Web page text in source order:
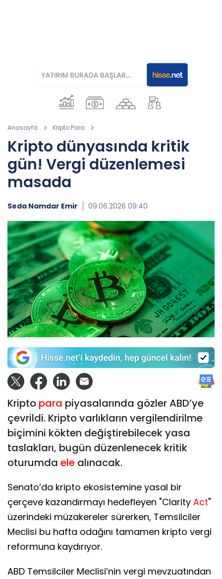
Anasayfa Kripto Para
Kripto dünyasında kritik
gün! Vergi düzenlemesi
masada
Seda Namdar Emir 09.06.2026 09:40
Kripto para piyasalarında gözler ABD’ye
çevrildi. Kripto varlıkların vergilendirilme
biçimini kökten değiştirebilecek yasa
taslakları, bugün düzenlenecek kritik
oturumda ele alınacak.
Senato’da kripto ekosistemine yasal bir
çerçeve kazandırmayı hedefleyen "Clarity Act"
üzerindeki müzakereler sürerken, Temsilciler
Meclisi bu hafta odağını tamamen kripto vergi
reformuna kaydırıyor.
ABD Temsilciler Meclisi’nin vergi mevzuatından